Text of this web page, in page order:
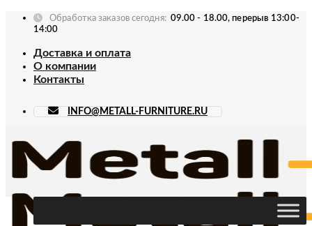
Skip
Обработка заказов сегодня: 09.00 - 18.00, перерыв 13:00-
14:00
Доставка и оплата
О компании
Контакты
INFO@METALL-FURNITURE.RU